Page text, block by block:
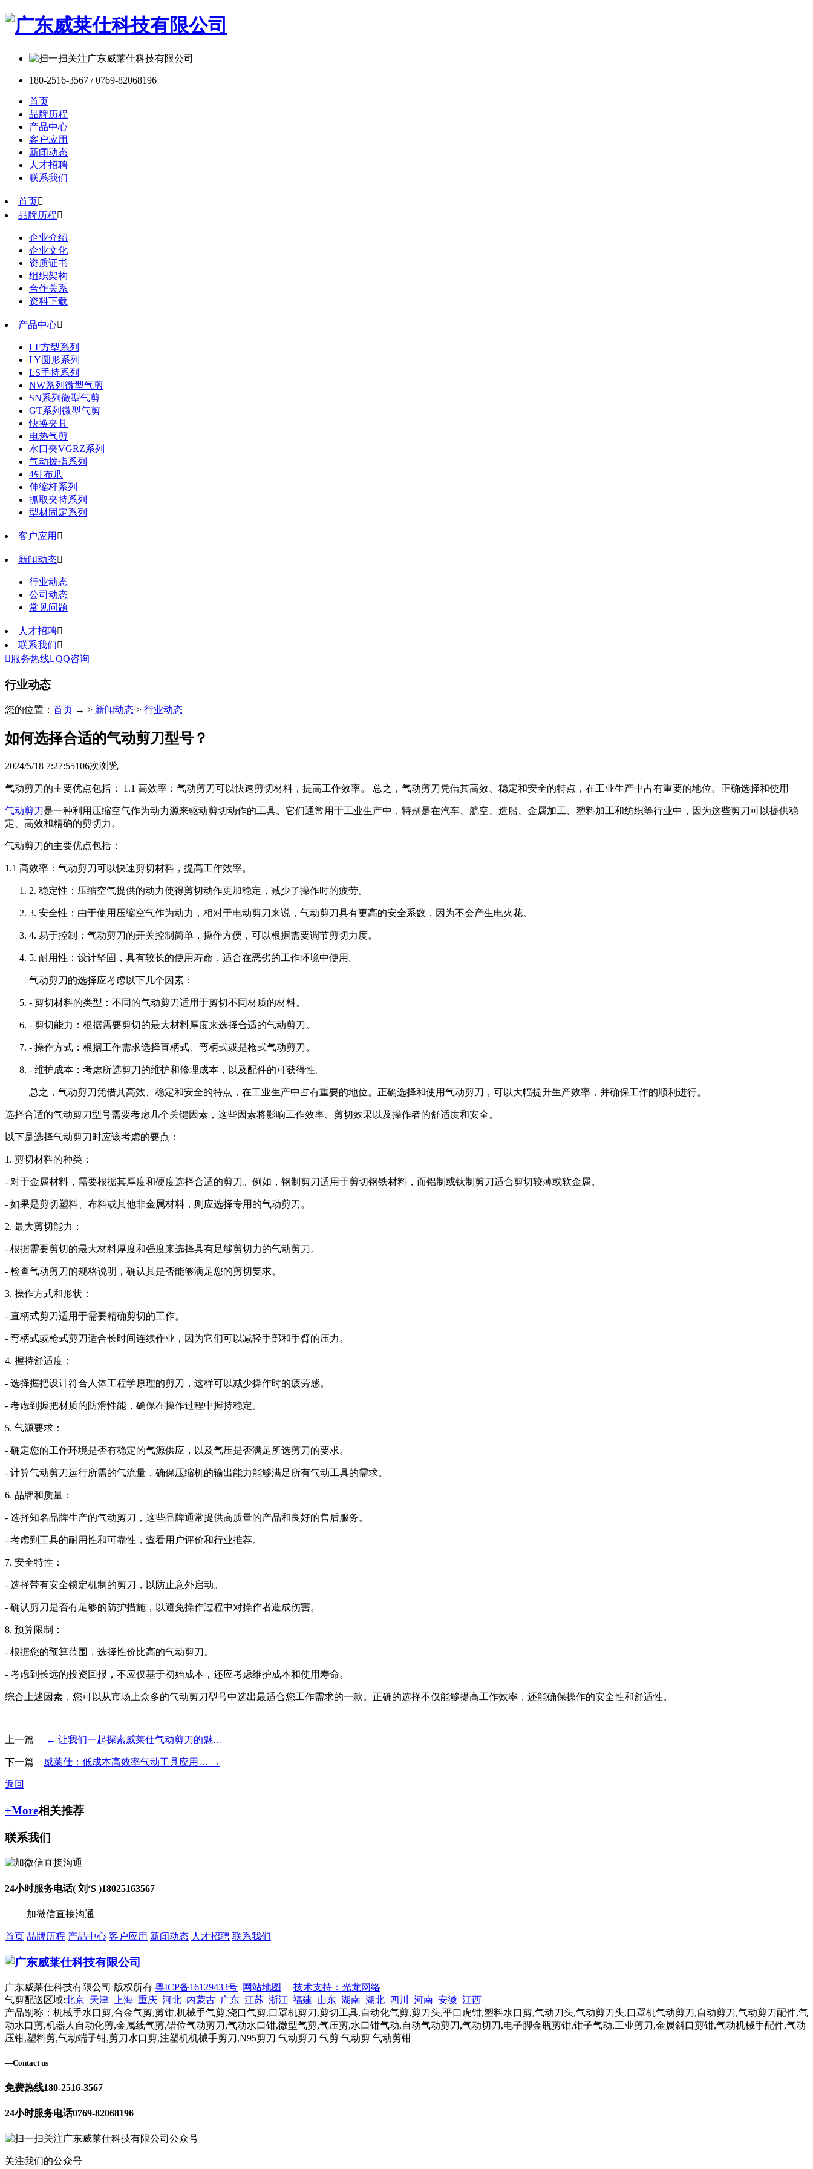
180-2516-3567 / 0769-82068196
首页
品牌历程
产品中心
客户应用
新闻动态
人才招聘
联系我们
首页
品牌历程
企业介绍
企业文化
资质证书
组织架构
合作关系
资料下载
产品中心
LF方型系列
LY圆形系列
LS手持系列
NW系列微型气剪
SN系列微型气剪
GT系列微型气剪
快换夹具
电热气剪
水口夹VGRZ系列
气动拨指系列
4针布爪
伸缩杆系列
抓取夹持系列
型材固定系列
客户应用 
新闻动态
行业动态
公司动态
常见问题
人才招聘
联系我们
 服务热线QQ咨询
行业动态
您的位置： 首页 → > 新闻动态 > 行业动态
如何选择合适的气动剪刀型号？
2024/5/18 7:27:55106次浏览
气动剪刀的主要优点包括： 1.1 高效率：气动剪刀可以快速剪切材料，提高工作效率。 总之，气动剪刀凭借其高效、稳定和安全的特点，在工业生产中占有重要的地位。正确选择和使用
气动剪刀是一种利用压缩空气作为动力源来驱动剪切动作的工具。它们通常用于工业生产中，特别是在汽车、航空、造船、金属加工、塑料加工和纺织等行业中，因为这些剪刀可以提供稳
定、高效和精确的剪切力。
气动剪刀的主要优点包括：
1.1 高效率：气动剪刀可以快速剪切材料，提高工作效率。
2. 稳定性：压缩空气提供的动力使得剪切动作更加稳定，减少了操作时的疲劳。
3. 安全性：由于使用压缩空气作为动力，相对于电动剪刀来说，气动剪刀具有更高的安全系数，因为不会产生电火花。
4. 易于控制：气动剪刀的开关控制简单，操作方便，可以根据需要调节剪切力度。
5. 耐用性：设计坚固，具有较长的使用寿命，适合在恶劣的工作环境中使用。
气动剪刀的选择应考虑以下几个因素：
- 剪切材料的类型：不同的气动剪刀适用于剪切不同材质的材料。
- 剪切能力：根据需要剪切的最大材料厚度来选择合适的气动剪刀。
- 操作方式：根据工作需求选择直柄式、弯柄式或是枪式气动剪刀。
- 维护成本：考虑所选剪刀的维护和修理成本，以及配件的可获得性。
总之，气动剪刀凭借其高效、稳定和安全的特点，在工业生产中占有重要的地位。正确选择和使用气动剪刀，可以大幅提升生产效率，并确保工作的顺利进行。
选择合适的气动剪刀型号需要考虑几个关键因素，这些因素将影响工作效率、剪切效果以及操作者的舒适度和安全。
以下是选择气动剪刀时应该考虑的要点：
1. 剪切材料的种类：
- 对于金属材料，需要根据其厚度和硬度选择合适的剪刀。例如，钢制剪刀适用于剪切钢铁材料，而铝制或钛制剪刀适合剪切较薄或软金属。
- 如果是剪切塑料、布料或其他非金属材料，则应选择专用的气动剪刀。
2. 最大剪切能力：
- 根据需要剪切的最大材料厚度和强度来选择具有足够剪切力的气动剪刀。
- 检查气动剪刀的规格说明，确认其是否能够满足您的剪切要求。
3. 操作方式和形状：
- 直柄式剪刀适用于需要精确剪切的工作。
- 弯柄式或枪式剪刀适合长时间连续作业，因为它们可以减轻手部和手臂的压力。
4. 握持舒适度：
- 选择握把设计符合人体工程学原理的剪刀，这样可以减少操作时的疲劳感。
- 考虑到握把材质的防滑性能，确保在操作过程中握持稳定。
5. 气源要求：
- 确定您的工作环境是否有稳定的气源供应，以及气压是否满足所选剪刀的要求。
- 计算气动剪刀运行所需的气流量，确保压缩机的输出能力能够满足所有气动工具的需求。
6. 品牌和质量：
- 选择知名品牌生产的气动剪刀，这些品牌通常提供高质量的产品和良好的售后服务。
- 考虑到工具的耐用性和可靠性，查看用户评价和行业推荐。
7. 安全特性：
- 选择带有安全锁定机制的剪刀，以防止意外启动。
- 确认剪刀是否有足够的防护措施，以避免操作过程中对操作者造成伤害。
8. 预算限制：
- 根据您的预算范围，选择性价比高的气动剪刀。
- 考虑到长远的投资回报，不应仅基于初始成本，还应考虑维护成本和使用寿命。
综合上述因素，您可以从市场上众多的气动剪刀型号中选出最适合您工作需求的一款。正确的选择不仅能够提高工作效率，还能确保操作的安全性和舒适性。
上一篇 ← 让我们一起探索威莱仕气动剪刀的魅…
下一篇 威莱仕：低成本高效率气动工具应用… →
返回
+More相关推荐
联系我们
24小时服务电话( 刘‘S )18025163567
—— 加微信直接沟通
首页 品牌历程 产品中心 客户应用 新闻动态 人才招聘 联系我们
广东威莱仕科技有限公司 版权所有 粤ICP备16129433号 网站地图
技术支持：光龙网络
气剪配送区域:北京 天津 上海 重庆 河北 内蒙古 广东 江苏 浙江 福建 山东 湖南 湖北 四川 河南 安徽 江西
产品别称：机械手水口剪,合金气剪,剪钳,机械手气剪,浇口气剪,口罩机剪刀,剪切工具,自动化气剪,剪刀头,平口虎钳,塑料水口剪,气动刀头,气动剪刀头,口罩机气动剪刀,自动剪刀,气动剪刀配件,气
动水口剪,机器人自动化剪,金属线气剪,错位气动剪刀,气动水口钳,微型气剪,气压剪,水口钳气动,自动气动剪刀,气动切刀,电子脚金瓶剪钳,钳子气动,工业剪刀,金属斜口剪钳,气动机械手配件,气动
压钳,塑料剪,气动端子钳,剪刀水口剪,注塑机机械手剪刀,N95剪刀 气动剪刀 气剪 气动剪 气动剪钳
—Contact us
免费热线180-2516-3567
24小时服务电话0769-82068196
关注我们的公众号